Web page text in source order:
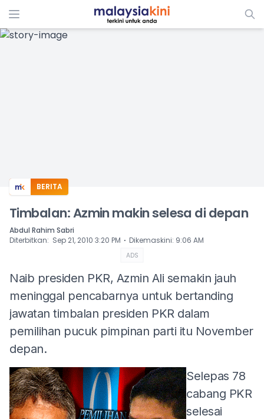
ADS
BERITA
Timbalan: Azmin makin selesa di depan
Abdul Rahim Sabri
Diterbitkan: Sep 21, 2010 3:20 PM ⋅ Dikemaskini: 9:06 AM
ADS
Naib presiden PKR, Azmin Ali semakin jauh
meninggal pencabarnya untuk bertanding
jawatan timbalan presiden PKR dalam
pemilihan pucuk pimpinan parti itu November
depan.
Selepas 78
cabang PKR
selesai